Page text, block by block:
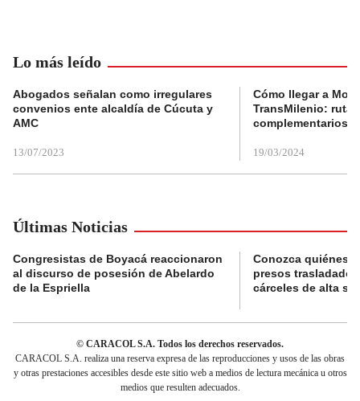
Lo más leído
Abogados señalan como irregulares
convenios ente alcaldía de Cúcuta y
AMC
13/07/2023
Cómo llegar a
TransMilenio:
complementarios
19/03/2024
Últimas Noticias
Congresistas de Boyacá reaccionaron
al discurso de posesión de Abelardo
de la Espriella
Conozca quiénes
presos
cárceles de alta
© CARACOL S.A. Todos los derechos reservados.
CARACOL S.A. realiza una reserva expresa de las reproducciones y usos de las obras
y otras prestaciones accesibles desde este sitio web a medios de lectura mecánica u otros
medios que resulten adecuados.